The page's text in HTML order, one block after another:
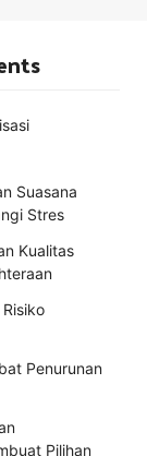
Suasana
Stres
Kualitas
Penurunan
Pilihan